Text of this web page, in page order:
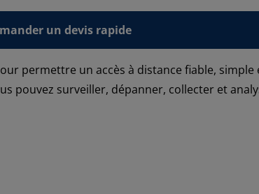
un devis rapide
permettre un accès à distance fiable, simple
pouvez surveiller, dépanner, collecter et